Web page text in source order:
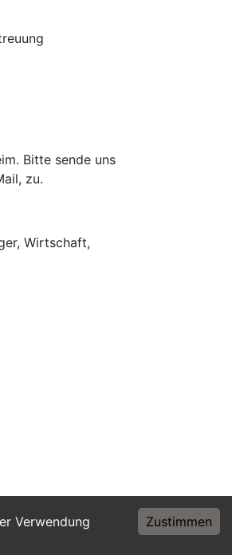
Verwendung
Zustimmen
Bitte sende uns
zu.
Wirtschaft,